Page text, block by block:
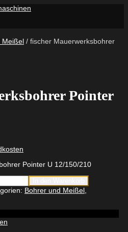
Meißel / fischer Mauerwerksbohrer
Pointer
Pointer U 12/150/210
Bohrer und Meißel